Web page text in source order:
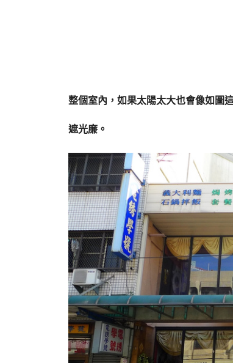
整個室內，如果太陽太大也會像如圖
遮光廉。